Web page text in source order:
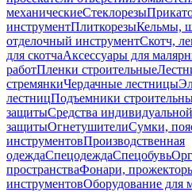
механическиеСтеклорезы
инструментПлиткорезыКельмы,
отделочный инструментСкотч,
для скотчаАксессуары для
работПленки строительные
стремянкиЧердачные лестницы
лестницПодъемники
защитыСредства индивидуальной
защитыОгнетушителиСумки,
инструментовПроизводственная
одеждаСпецодеждаСпецобувь
пространстваФонари,
инструментовОборудование для